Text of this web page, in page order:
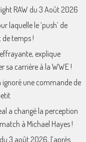
RAW du 3 Août 2026
laquelle le ‘push’ de
de temps !
explique
sa carrière à la WWE !
ignoré une commande de
a changé la perception
à Michael Hayes !
3 août 2026, l’après